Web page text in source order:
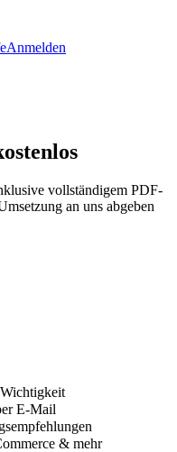
Anmelden
vollständigem PDF-
an uns abgeben
E-Mail
& mehr